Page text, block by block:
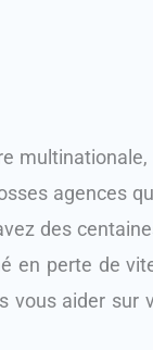
agences
des
en perte de
vous aider sur